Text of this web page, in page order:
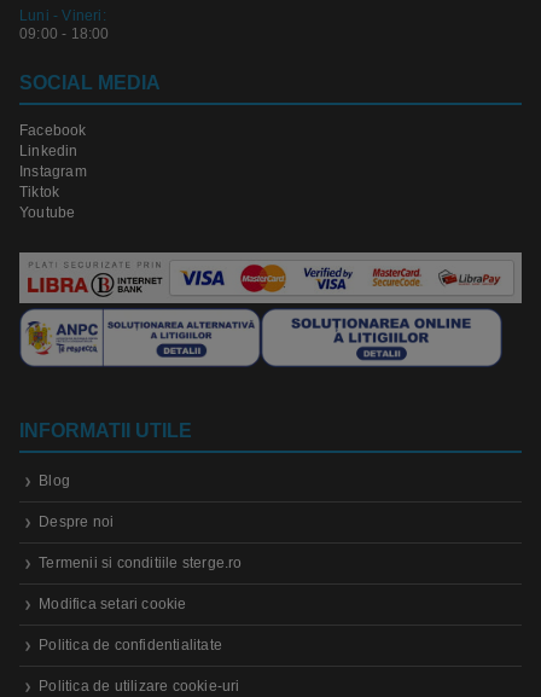
Luni - Vineri:
09:00 - 18:00
SOCIAL MEDIA
Facebook
Linkedin
Instagram
Tiktok
Youtube
INFORMATII UTILE
Blog
Despre noi
Termenii si conditiile sterge.ro
Modifica setari cookie
Politica de confidentialitate
Politica de utilizare cookie-uri